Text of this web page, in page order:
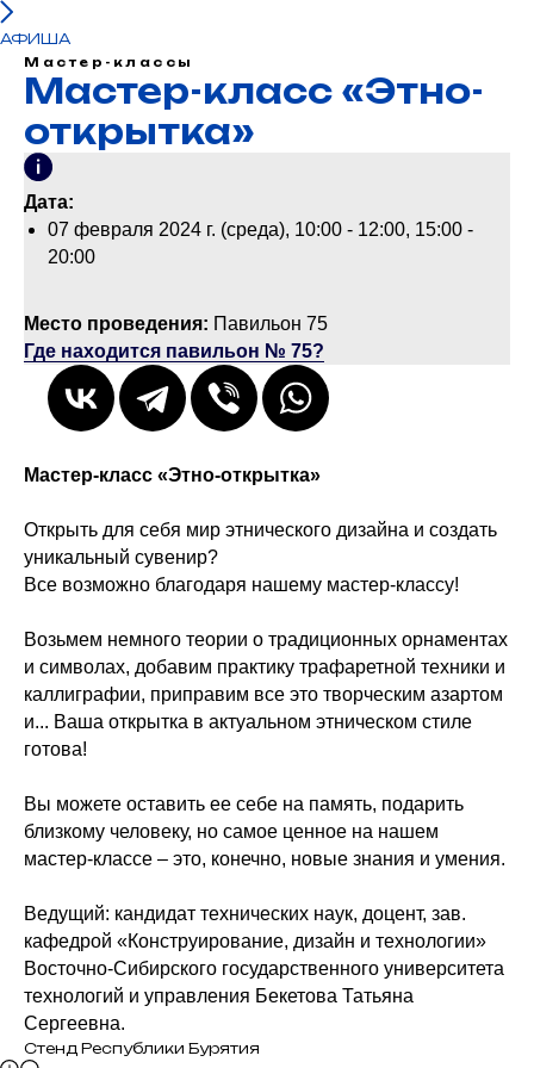
АФИША
Мастер-классы
Мастер-класс «Этно-
открытка»
Дата:
07 февраля 2024 г. (среда), 10:00 - 12:00, 15:00 -
20:00
Место проведения: Павильон 75
Где находится павильон № 75?
Мастер-класс «Этно-открытка»
Открыть для себя мир этнического дизайна и создать
уникальный сувенир?
Все возможно благодаря нашему мастер-классу!
Возьмем немного теории о традиционных орнаментах
и символах, добавим практику трафаретной техники и
каллиграфии, приправим все это творческим азартом
и... Ваша открытка в актуальном этническом стиле
готова!
Вы можете оставить ее себе на память, подарить
близкому человеку, но самое ценное на нашем
мастер-классе – это, конечно, новые знания и умения.
Ведущий: кандидат технических наук, доцент, зав.
кафедрой «Конструирование, дизайн и технологии»
Восточно-Сибирского государственного университета
технологий и управления Бекетова Татьяна
Сергеевна.
Стенд Республики Бурятия